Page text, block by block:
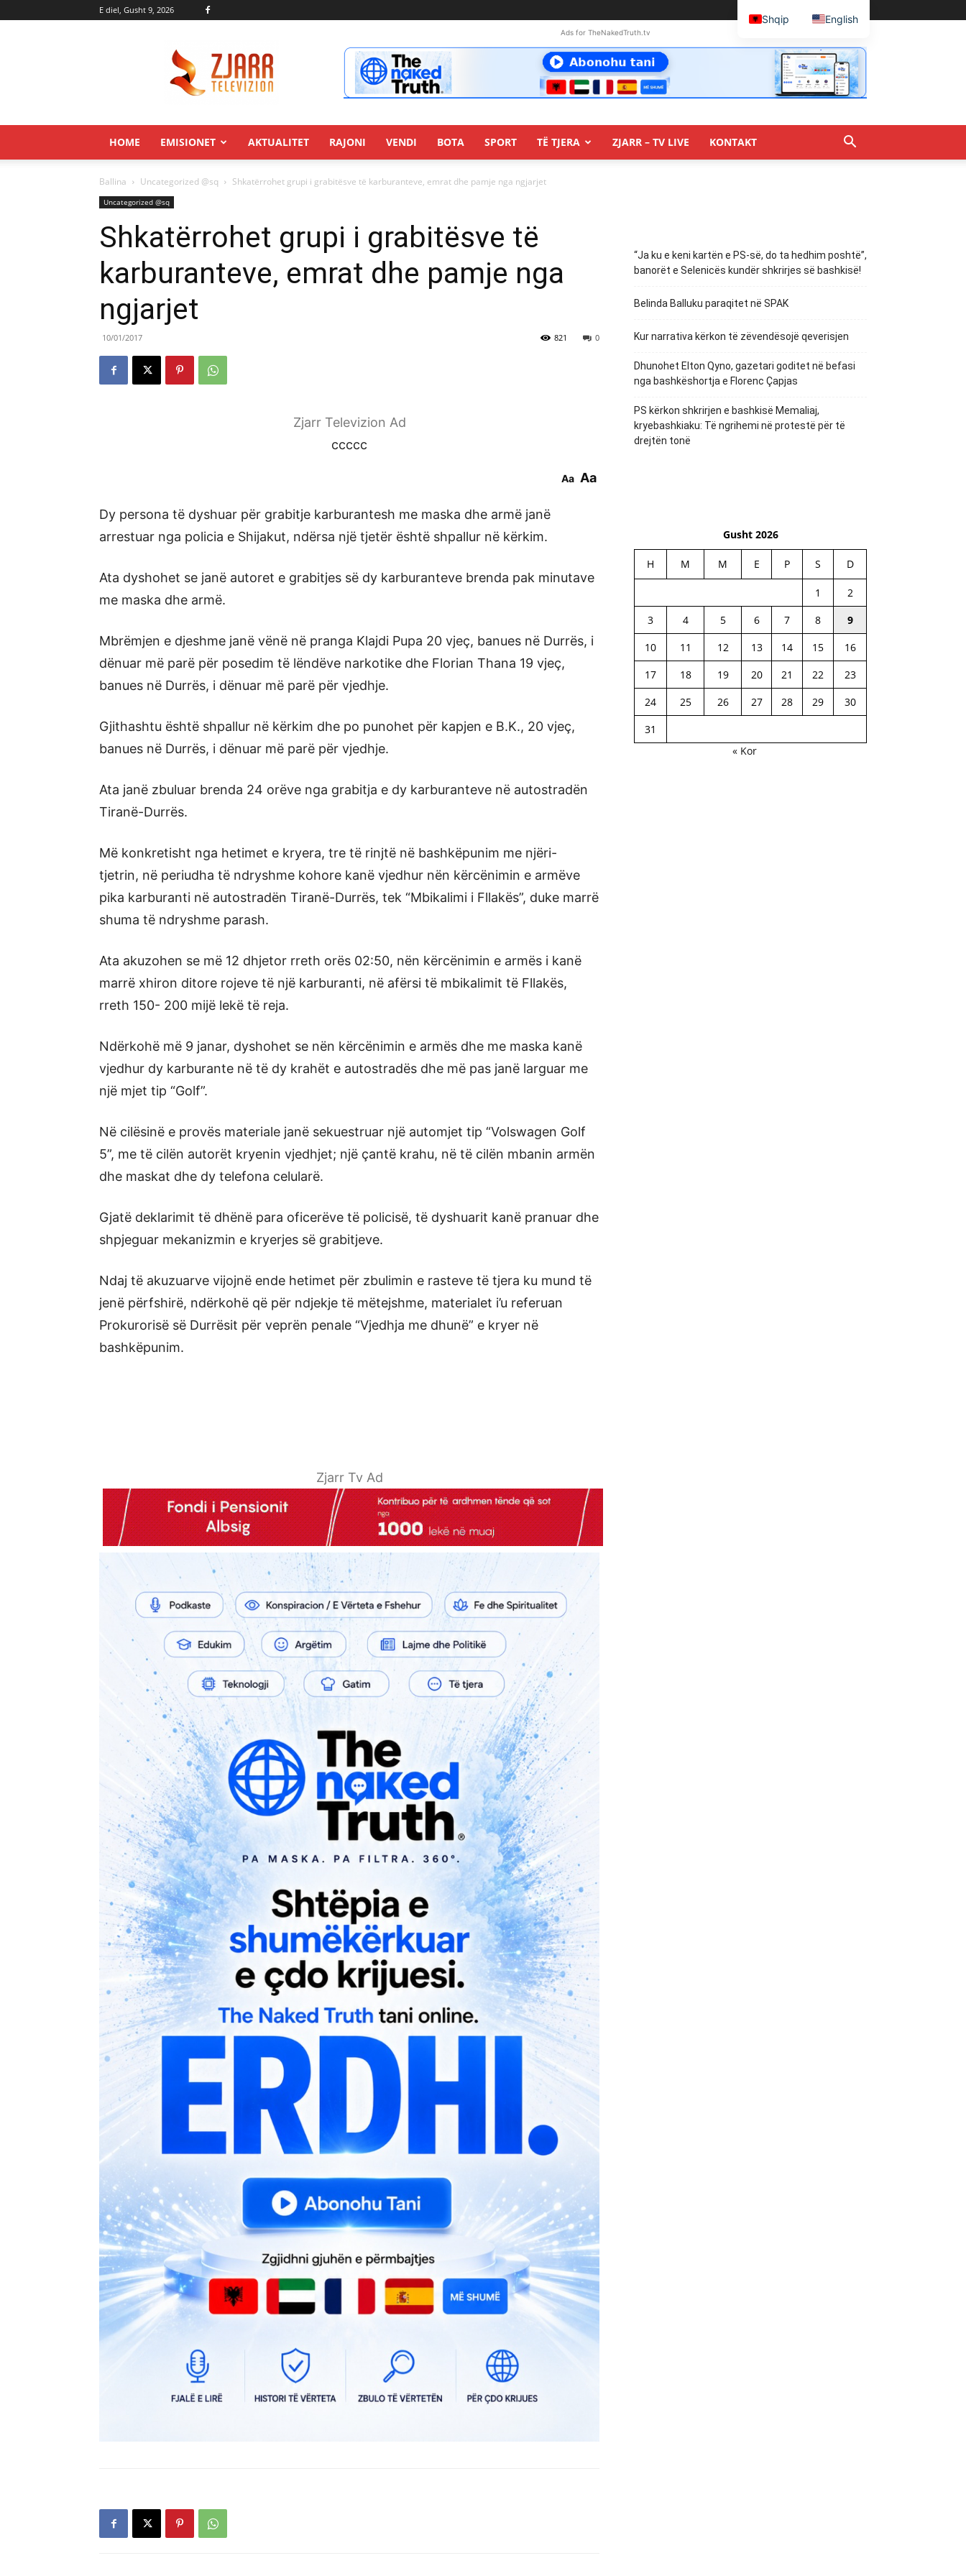
E diel, Gusht 9, 2026
Ads for TheNakedTruth.tv
HOME EMISIONET AKTUALITET RAJONI VENDI BOTA SPORT TË TJERA ZJARR – TV LIVE KONTAKT
Ballina Uncategorized @sq Shkatërrohet grupi i grabitësve të karburanteve, emrat dhe pamje nga ngjarjet
Uncategorized @sq
Shkatërrohet grupi i grabitësve të
karburanteve, emrat dhe pamje nga
ngjarjet
10/01/2017 0
821
Zjarr Televizion Ad
ccccc
Aa Aa
Dy persona të dyshuar për grabitje karburantesh me maska dhe armë janë
arrestuar nga policia e Shijakut, ndërsa një tjetër është shpallur në kërkim.
Ata dyshohet se janë autoret e grabitjes së dy karburanteve brenda pak minutave
me maska dhe armë.
Mbrëmjen e djeshme janë vënë në pranga Klajdi Pupa 20 vjeç, banues në Durrës, i
dënuar më parë për posedim të lëndëve narkotike dhe Florian Thana 19 vjeç,
banues në Durrës, i dënuar më parë për vjedhje.
Gjithashtu është shpallur në kërkim dhe po punohet për kapjen e B.K., 20 vjeç,
banues në Durrës, i dënuar më parë për vjedhje.
Ata janë zbuluar brenda 24 orëve nga grabitja e dy karburanteve në autostradën
Tiranë-Durrës.
Më konkretisht nga hetimet e kryera, tre të rinjtë në bashkëpunim me njëri-
tjetrin, në periudha të ndryshme kohore kanë vjedhur nën kërcënimin e armëve
pika karburanti në autostradën Tiranë-Durrës, tek “Mbikalimi i Fllakës”, duke marrë
shuma të ndryshme parash.
Ata akuzohen se më 12 dhjetor rreth orës 02:50, nën kërcënimin e armës i kanë
marrë xhiron ditore rojeve të një karburanti, në afërsi të mbikalimit të Fllakës,
rreth 150- 200 mijë lekë të reja.
Ndërkohë më 9 janar, dyshohet se nën kërcënimin e armës dhe me maska kanë
vjedhur dy karburante në të dy krahët e autostradës dhe më pas janë larguar me
një mjet tip “Golf”.
Në cilësinë e provës materiale janë sekuestruar një automjet tip “Volswagen Golf
5”, me të cilën autorët kryenin vjedhjet; një çantë krahu, në të cilën mbanin armën
dhe maskat dhe dy telefona celularë.
Gjatë deklarimit të dhënë para oficerëve të policisë, të dyshuarit kanë pranuar dhe
shpjeguar mekanizmin e kryerjes së grabitjeve.
Ndaj të akuzuarve vijojnë ende hetimet për zbulimin e rasteve të tjera ku mund të
jenë përfshirë, ndërkohë që për ndjekje të mëtejshme, materialet i’u referuan
Prokurorisë së Durrësit për veprën penale “Vjedhja me dhunë” e kryer në
bashkëpunim.
Zjarr Tv Ad
“Ja ku e keni kartën e PS-së, do ta hedhim poshtë”,
banorët e Selenicës kundër shkrirjes së bashkisë!
Belinda Balluku paraqitet në SPAK
Kur narrativa kërkon të zëvendësojë qeverisjen
Dhunohet Elton Qyno, gazetari goditet në befasi
nga bashkëshortja e Florenc Çapjas
PS kërkon shkrirjen e bashkisë Memaliaj,
kryebashkiaku: Të ngrihemi në protestë për të
drejtën tonë
Gusht 2026
H M M E P S D
1
2
3
4 5 6 7 8
9
10
11 12 13 14 15
16
17
18 19 20 21 22
23
24
25 26 27 28 29
30
31
« Kor
Shqip English